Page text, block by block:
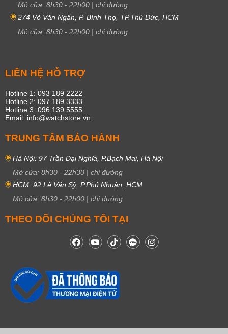
Mở cửa: 8h30 - 22h00 | chỉ đường
274 Võ Văn Ngân, P. Bình Thọ, TP.Thủ Đức, HCM
Mở cửa: 8h30 - 22h00 | chỉ đường
LIÊN HỆ HỖ TRỢ
Hotline 1: 093 189 2222
Hotline 2: 097 189 3333
Hotline 3: 096 139 5555
Email: info@watchstore.vn
TRUNG TÂM BẢO HÀNH
Hà Nội: 97 Trần Đại Nghĩa, P.Bạch Mai, Hà Nội
Mở cửa: 8h30 - 22h30 | chỉ đường
HCM: 92 Lê Văn Sỹ, P.Phú Nhuận, HCM
Mở cửa: 8h30 - 22h00 | chỉ đường
THEO DÕI CHÚNG TÔI TẠI